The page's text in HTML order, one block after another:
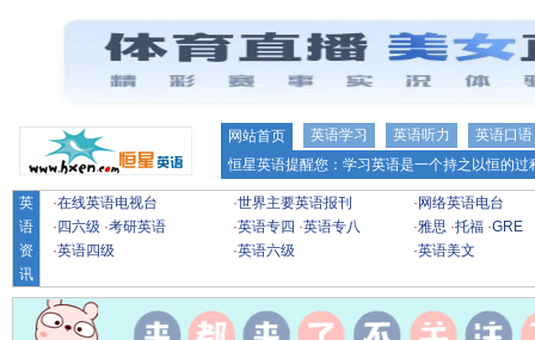
网站首页 英语学习 英语听力
英语口语
恒星英语提醒您：学习英语是一个持之以恒的
英
语
资
讯
·在线英语电视台 ·世界主要英语报刊 · 网络英语电台
· 四六级 ·考研英语 ·英语专四 ·英语专八 ·雅思 ·托福 ·GRE
·英语四级 ·英语六级 ·英语美文